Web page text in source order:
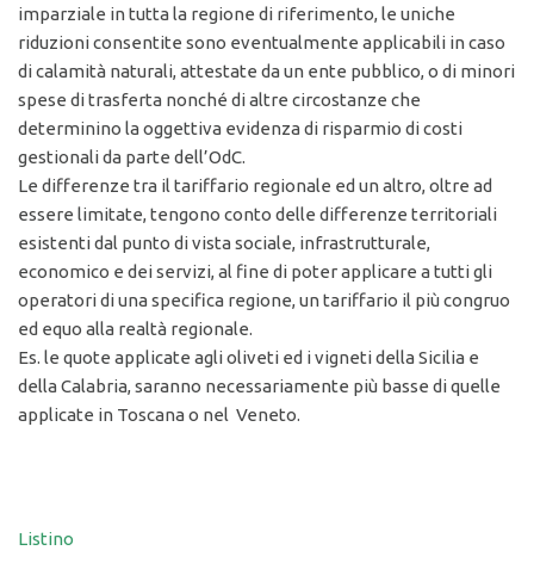
imparziale in tutta la regione di riferimento, le uniche
riduzioni consentite sono eventualmente applicabili in caso
di calamità naturali, attestate da un ente pubblico, o di minori
spese di trasferta nonché di altre circostanze che
determinino la oggettiva evidenza di risparmio di costi
gestionali da parte dell’OdC.
Le differenze tra il tariffario regionale ed un altro, oltre ad
essere limitate, tengono conto delle differenze territoriali
esistenti dal punto di vista sociale, infrastrutturale,
economico e dei servizi, al fine di poter applicare a tutti gli
operatori di una specifica regione, un tariffario il più congruo
ed equo alla realtà regionale.
Es. le quote applicate agli oliveti ed i vigneti della Sicilia e
della Calabria, saranno necessariamente più basse di quelle
applicate in Toscana o nel Veneto.
Listino